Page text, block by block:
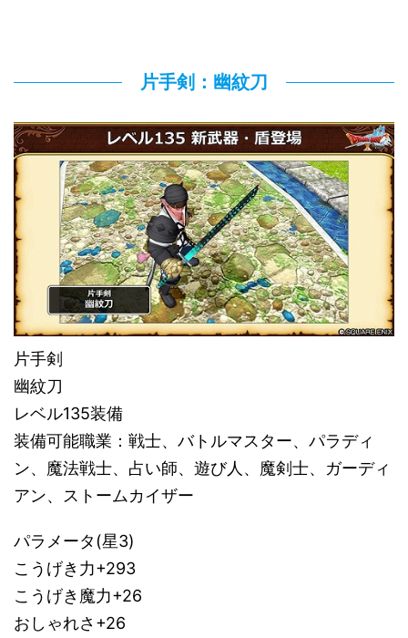
片手剣：幽紋刀
片手剣
幽紋刀
レベル135装備
装備可能職業：戦士、バトルマスター、パラディ
ン、魔法戦士、占い師、遊び人、魔剣士、ガーディ
アン、ストームカイザー
パラメータ(星3)
こうげき力+293
こうげき魔力+26
おしゃれさ+26